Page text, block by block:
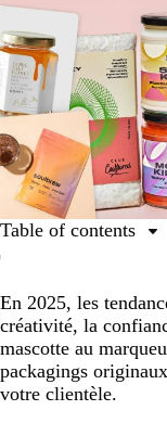
En 2025, les
créativité, la
mascotte au
packagings
votre clientèle.
Table of contents
Griffonnages
Dégradés de
Cadres